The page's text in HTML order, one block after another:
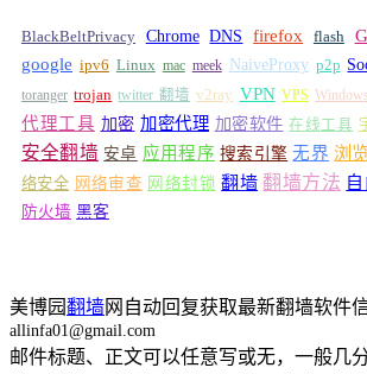
BlackBeltPrivacy Chrome DNS firefox flash
google ipv6 Linux mac meek NaiveProxy p2p
toranger trojan twitter 翻墙 v2ray VPN VPS Windows
代理工具 加密 加密代理 加密软件 在线工具
安全翻墙 安卓 应用程序 搜索引擎 无界 浏
络安全 网络审查 网络封锁 翻墙 翻墙方法 自
防火墙 黑客
美博园翻墙网自动回复获取最新翻墙软件信
allinfa01@gmail.com
邮件标题、正文可以任意写或无，一般几